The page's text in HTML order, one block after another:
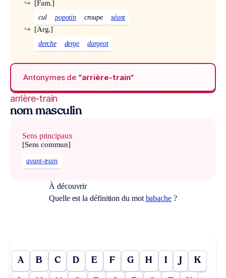
[Fam.]
↪
cul popotin croupe séant
[Arg.]
↪
derche derge dargeot
Antonymes de “arrière-train“
arrière-train
nom masculin
Sens principaux
[Sens commun]
avant-train
À découvrir
Quelle est la définition du mot babache ?
A B C D E F G H I J K